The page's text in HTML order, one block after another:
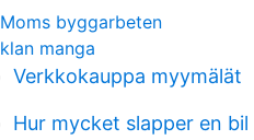
Moms byggarbeten
klan manga
Verkkokauppa myymälät
Hur mycket slapper en bil